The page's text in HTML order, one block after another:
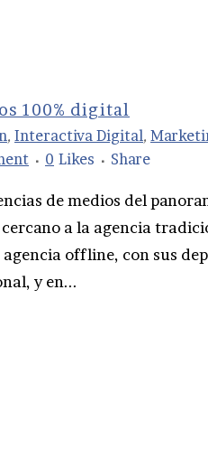
100% digital
, Interactiva Digital,
0 Likes Share
de medios del
a la agencia
offline, con sus
y en...